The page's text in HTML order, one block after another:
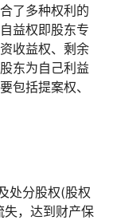
了多种权利的
益权即股东专
收益权、剩余
东为自己利益
包括提案权、
处分股权(股权
，达到财产保